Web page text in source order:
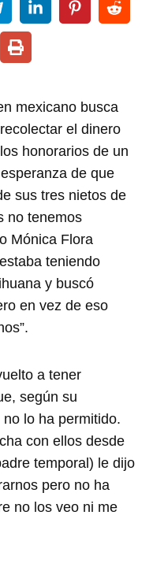
mexicano busca
el dinero
honorarios de un
de que
sus tres nietos de
no tenemos
Mónica Flora
teniendo
y buscó
en vez de eso
a tener
según su
lo ha permitido.
con ellos desde
temporal) le dijo
pero no ha
no los veo ni me